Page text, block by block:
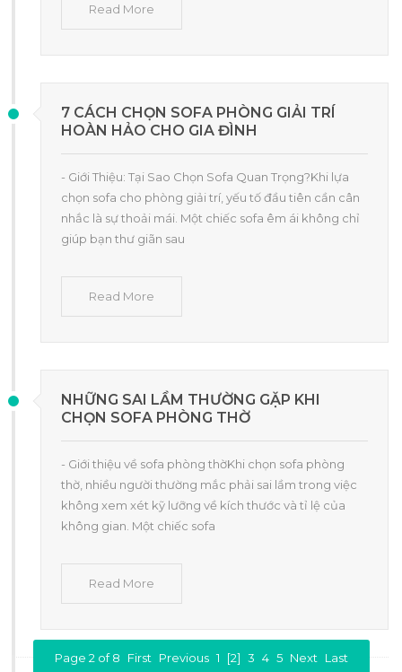
Read More
7 CÁCH CHỌN SOFA PHÒNG GIẢI TRÍ
HOÀN HẢO CHO GIA ĐÌNH
- Giới Thiệu: Tại Sao Chọn Sofa Quan Trọng?Khi lựa
chọn sofa cho phòng giải trí, yếu tố đầu tiên cần cân
nhắc là sự thoải mái. Một chiếc sofa êm ái không chỉ
giúp bạn thư giãn sau
Read More
NHỮNG SAI LẦM THƯỜNG GẶP KHI
CHỌN SOFA PHÒNG THỜ
- Giới thiệu về sofa phòng thờKhi chọn sofa phòng
thờ, nhiều người thường mắc phải sai lầm trong việc
không xem xét kỹ lưỡng về kích thước và tỉ lệ của
không gian. Một chiếc sofa
Read More
Page 2 of 8 First Previous 1 [2] 3 4 5 Next Last